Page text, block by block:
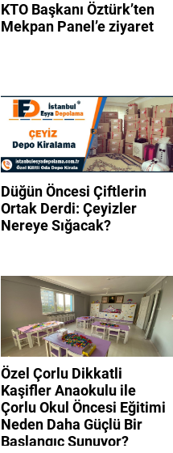
KTO Başkanı Öztürk’ten
Mekpan Panel’e ziyaret
Düğün Öncesi Çiftlerin
Ortak Derdi: Çeyizler
Nereye Sığacak?
Özel Çorlu Dikkatli
Kaşifler Anaokulu ile
Çorlu Okul Öncesi Eğitimi
Neden Daha Güçlü Bir
Başlangıç Sunuyor?